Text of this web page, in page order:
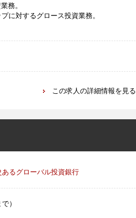
務。
に対するグロース投資業務。
この求人の詳細情報を見る
るグローバル投資銀行
）